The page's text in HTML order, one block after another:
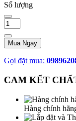
Số lượng
Mua Ngay
Gọi đặt mua:
CAM KẾT
Hàng chính